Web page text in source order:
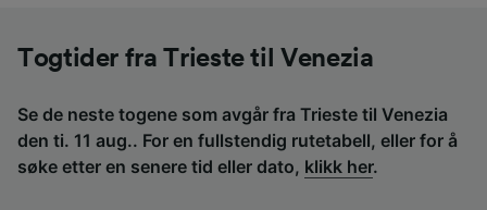
Togtider fra Trieste til Venezia
Se de neste togene som avgår fra Trieste til Venezia
den ti. 11 aug.. For en fullstendig rutetabell, eller for å
søke etter en senere tid eller dato, klikk her.